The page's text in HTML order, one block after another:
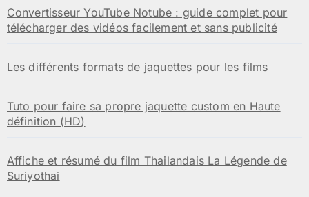
Convertisseur YouTube Notube : guide complet pour
télécharger des vidéos facilement et sans publicité
Les différents formats de jaquettes pour les films
Tuto pour faire sa propre jaquette custom en Haute
définition (HD)
Affiche et résumé du film Thailandais La Légende de
Suriyothai